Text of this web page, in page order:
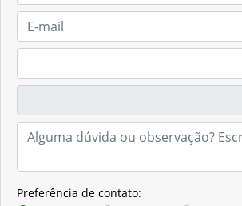
Preferência de contato: